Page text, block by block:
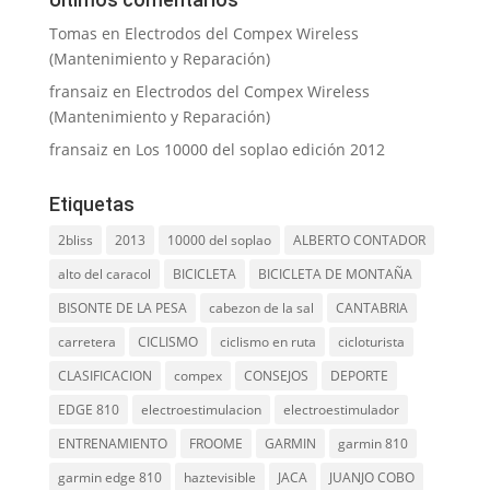
Tomas en Electrodos del Compex Wireless
(Mantenimiento y Reparación)
fransaiz en Electrodos del Compex Wireless
(Mantenimiento y Reparación)
fransaiz en Los 10000 del soplao edición 2012
Etiquetas
2bliss 2013 10000 del soplao
ALBERTO CONTADOR
alto del caracol
BICICLETA
BICICLETA DE MONTAÑA
BISONTE DE LA PESA
cabezon de la sal
CANTABRIA
carretera
CICLISMO ciclismo en ruta
cicloturista
CLASIFICACION
compex CONSEJOS
DEPORTE
EDGE 810
electroestimulacion
electroestimulador
ENTRENAMIENTO
FROOME GARMIN
garmin 810
garmin edge 810
haztevisible JACA JUANJO COBO